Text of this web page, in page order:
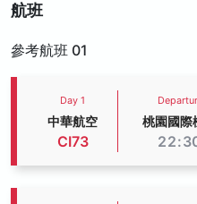
航班
參考航班 01
Day 1
中華航空
CI73
桃園國際